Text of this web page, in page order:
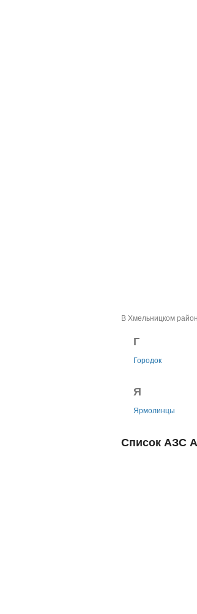
В Хмельницком
Г
Городок
Я
Ярмолинцы
Список АЗС